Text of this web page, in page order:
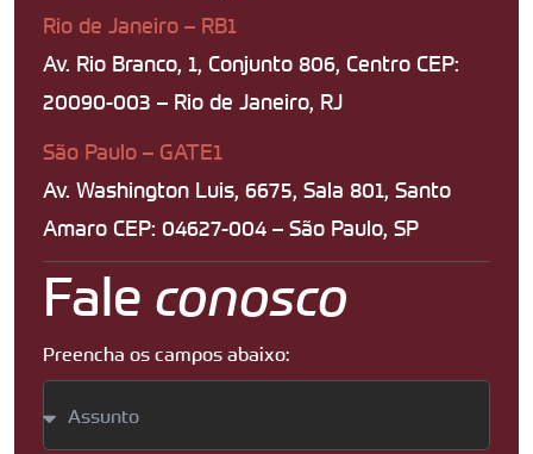
Rio de Janeiro – RB1
Av. Rio Branco, 1, Conjunto 806, Centro CEP:
20090-003 – Rio de Janeiro, RJ
São Paulo – GATE1
Av. Washington Luis, 6675, Sala 801, Santo
Amaro CEP: 04627-004 – São Paulo, SP
Fale conosco
Preencha os campos abaixo: